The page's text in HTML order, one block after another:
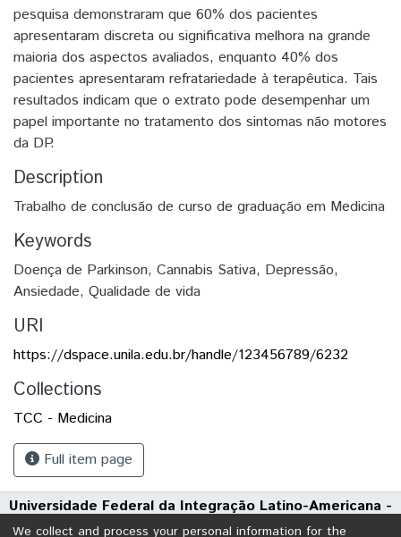
pesquisa demonstraram que 60% dos pacientes
apresentaram discreta ou significativa melhora na grande
maioria dos aspectos avaliados, enquanto 40% dos
pacientes apresentaram refratariedade à terapêutica. Tais
resultados indicam que o extrato pode desempenhar um
papel importante no tratamento dos sintomas não motores
da DP.
Description
Trabalho de conclusão de curso de graduação em Medicina
Keywords
Doença de Parkinson, Cannabis Sativa, Depressão,
Ansiedade, Qualidade de vida
URI
https://dspace.unila.edu.br/handle/123456789/6232
Collections
TCC - Medicina
Full item page
Universidade Federal da Integração Latino-Americana -
UNILA
We collect and process your personal information for the